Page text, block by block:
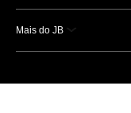
Mais do JB
Esportes